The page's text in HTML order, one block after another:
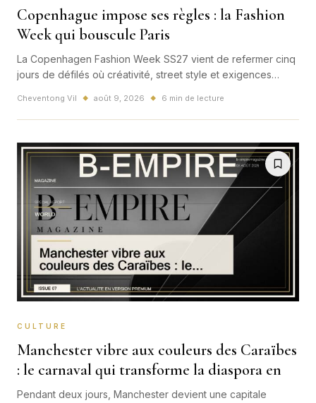
Copenhague impose ses règles : la Fashion
Week qui bouscule Paris
La Copenhagen Fashion Week SS27 vient de refermer cinq
jours de défilés où créativité, street style et exigences
tendances virales, son système de 19 standards minimums
pose une question directe à Paris et aux autres capitales : la
Cheventong Vil ◆ août 9, 2026 ◆ 6 min de lecture
CULTURE
Manchester vibre aux couleurs des Caraïbes
: le carnaval qui transforme la diaspora en
Pendant deux jours, Manchester devient une capitale